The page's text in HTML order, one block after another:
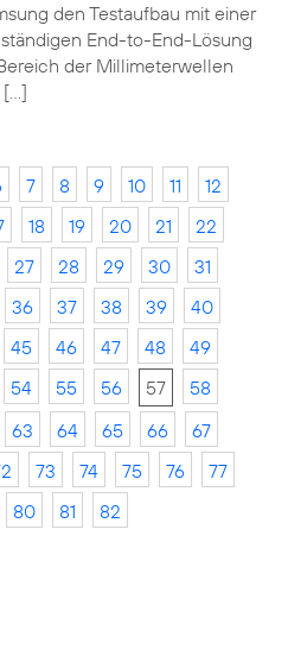
den Testaufbau mit einer
End-to-End-Lösung
der Millimeterwellen
[…]
7 8 9 10 11
12
18 19 20 21
22
27 28 29 30
31
36 37 38 39
40
45 46 47 48
49
54 55 56 57
58
63 64 65 66
67
73 74 75 76
77
80 81 82